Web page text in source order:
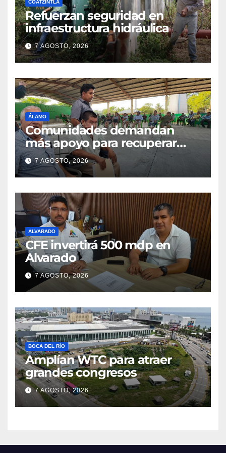
COATZINTLA
Refuerzan seguridad en
infraestructura hidráulica
7 AGOSTO, 2026
ÁLAMO
Comunidades demandan
más apoyo para recuperar
parcelas
7 AGOSTO, 2026
ALVARADO
CFE invertirá 500 mdp en
Alvarado
7 AGOSTO, 2026
BOCA DEL RÍO
Amplían WTC para atraer
grandes congresos
7 AGOSTO, 2026